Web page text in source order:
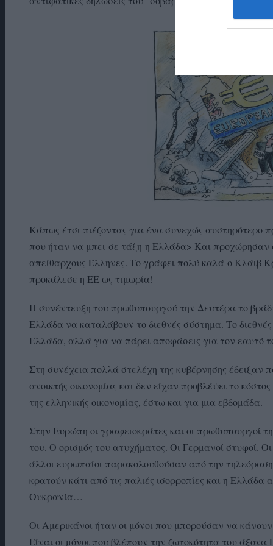
Κάπως έτσι πιέζοντας για ένα συνεχώς αυστηρότερο
που ήταν να μπει σε τάξη η Ελλάδα> Και προχώρησαν
απείθαρχους Έλληνες. Το γράφει πολύ καλά ο Κλάιβ
προκάλεσε η ΕΕ ως τιμωρία!
Η συνέντευξη του πρωθυπουργού την Δευτέρα το
Ελλάδα να καταλάβουν το διεθνές σύστημα. Το
Ελλάδα, αλλά για να πάρει αποφάσεις για τον εαυτό
Στη συνέχεια πολλά στελέχη της κυβέρνησης έδειξαν
ανοικτής οικονομίας και δεν είχαν προβλέψει το
της ελληνικής οικονομίας, έστω και για μια εβδομάδα.
Στην Ευρώπη οι γραφειοκράτες και οι πρωθυπουργοί
του. Ο ορισμός του ατυχήματος. Οι Γερμανοί στυφοί.
άλλοι ευρωπαίοι παρακολουθούσαν από την
κρατούν κάτι από τις παλιές ισορροπίες και η
Ουκρανία…
Οι Αμερικάνοι ήταν οι μόνοι που μπορούσαν να
Είναι οι μόνοι που βλέπουν την ζωτοκότητα του